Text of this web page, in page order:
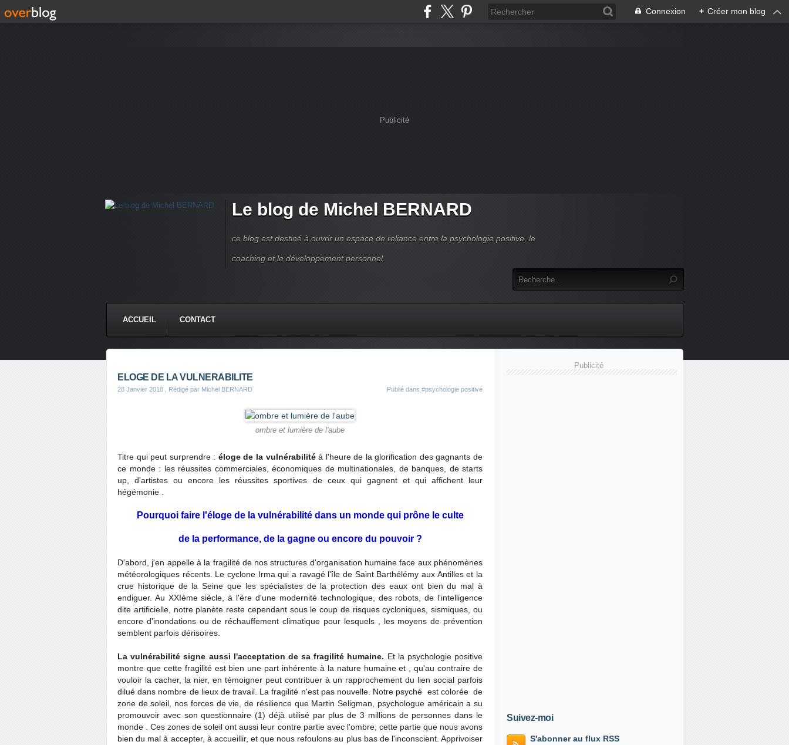
Connexion + Créer mon blog
Publicité
Le blog de Michel BERNARD
ce blog est destiné à ouvrir un espace de reliance entre la psychologie positive, le
coaching et le développement personnel.
ACCUEIL CONTACT
ELOGE DE LA VULNERABILITE
28 Janvier 2018 , Rédigé par Michel BERNARD Publié dans #psychologie positive
ombre et lumière de l'aube
Titre qui peut surprendre : éloge de la vulnérabilitéà l'heure de la glorification des gagnants de
ce monde : les réussites commerciales, économiques de multinationales, de banques, de starts
up, d'artistes ou encore les réussites sportives de ceux qui gagnent et qui affichent leur
hégémonie .
Pourquoi faire l'éloge de la vulnérabilité dans un monde qui prône le culte
de la performance, de la gagne ou encore du pouvoir ?
D'abord, j'en appelle à la fragilité de nos structures d'organisation humaine face aux phénomènes
météorologiques récents. Le cyclone Irma qui a ravagé l'île de Saint Barthélémy aux Antilles et la
crue historique de la Seine que les spécialistes de la protection des eaux ont bien du mal à
endiguer. Au XXIème siècle, à l'ère d'une modernité technologique, des robots, de l'intelligence
dite artificielle, notre planète reste cependant sous le coup de risques cycloniques, sismiques, ou
encore d'inondations ou de réchauffement climatique pour lesquels , les moyens de prévention
semblent parfois dérisoires.
La vulnérabilité signe aussi l'acceptation de sa fragilité humaine. Et la psychologie positive
montre que cette fragilité est bien une part inhérente à la nature humaine et , qu'au contraire de
vouloir la cacher, la nier, en témoigner peut contribuer à un rapprochement du lien social parfois
dilué dans nombre de lieux de travail. La fragilité n'est pas nouvelle. Notre psyché est colorée de
zone de soleil, nos forces de vie, de résilience que Martin Seligman, psychologue américain a su
promouvoir avec son questionnaire (1) déjà utilisé par plus de 3 millions de personnes dans le
monde . Ces zones de soleil ont aussi leur contre partie avec l'ombre, cette partie que nous avons
bien du mal à accepter, à accueillir, et que nous refoulons au plus bas de l'inconscient. Apprivoiser
Publicité
Suivez-moi
S'abonner au flux RSS